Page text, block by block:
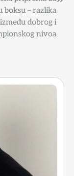
boksu – razlika
između dobrog i
nivoa